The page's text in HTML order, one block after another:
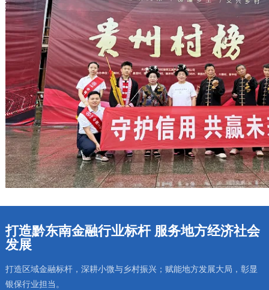
打造黔东南金融行业标杆 服务地方经济社会
发展
打造区域金融标杆，深耕小微与乡村振兴；赋能地方发展大局，彰显
银保行业担当。